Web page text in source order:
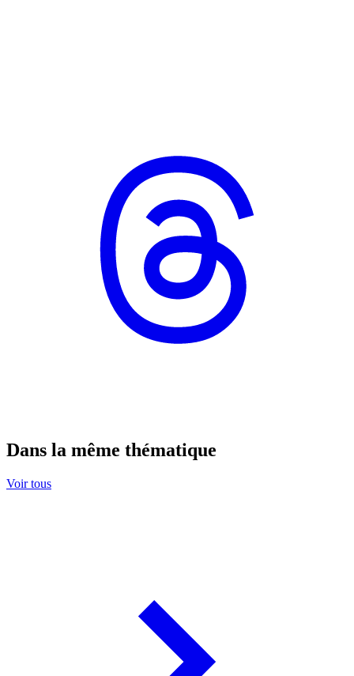
Dans la même thématique
Voir tous